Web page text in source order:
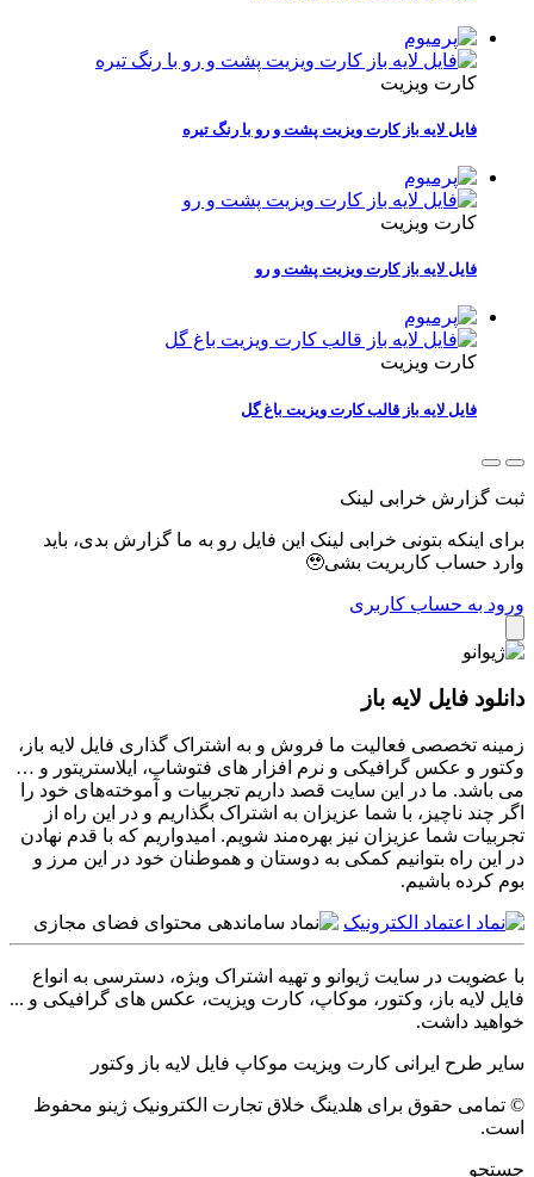
کارت ویزیت
فایل لایه باز کارت ویزیت پشت و رو با رنگ تیره
کارت ویزیت
فایل لایه باز کارت ویزیت پشت و رو
کارت ویزیت
فایل لایه باز قالب کارت ویزیت باغ گل
ثبت گزارش خرابی لینک
برای اینکه بتونی خرابی لینک این فایل رو به ما گزارش بدی، باید
وارد حساب کاربریت بشی🥹
ورود به حساب کاربری
دانلود فایل لایه باز
زمینه تخصصی فعالیت ما فروش و به اشتراک گذاری فایل لایه باز،
وکتور و عکس گرافیکی و نرم افزار های فتوشاپ، ایلاستریتور و …
می باشد. ما در این سایت قصد داریم تجربیات و آموخته‌های خود را
اگر چند ناچیز، با شما عزیزان به اشتراک بگذاریم و در این راه از
تجربیات شما عزیزان نیز بهره‌مند شویم. امیدواریم که با قدم نهادن
در این راه بتوانیم کمکی به دوستان و هموطنان خود در این مرز و
بوم کرده باشیم.
با عضویت در سایت ژیوانو و تهیه اشتراک ویژه، دسترسی به انواع
فایل لایه باز، وکتور، موکاپ، کارت ویزیت، عکس های گرافیکی و ...
خواهید داشت.
سایر طرح ایرانی کارت ویزیت موکاپ فایل لایه باز وکتور
© تمامی حقوق برای هلدینگ خلاق تجارت الکترونیک ژینو محفوظ
است.
جستجو